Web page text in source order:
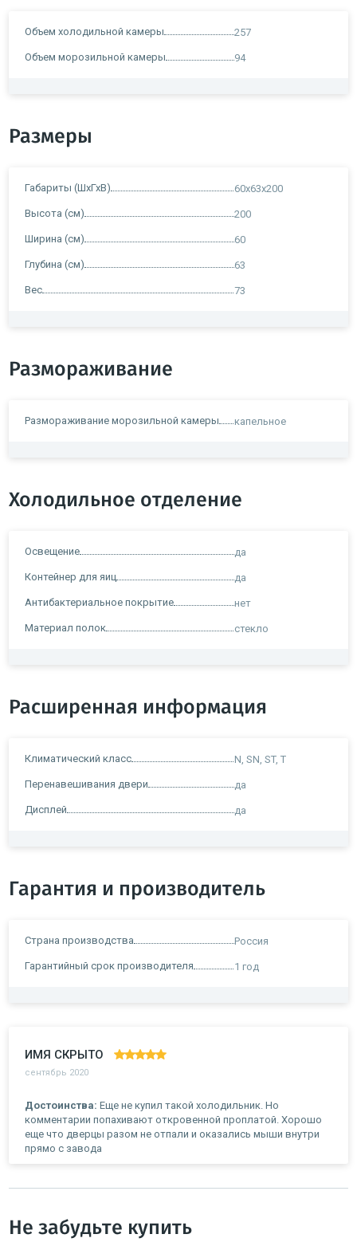
Объем холодильной камеры 257
Объем морозильной камеры 94
Размеры
Габариты (ШхГхВ) 60x63x200
Высота (см) 200
Ширина (см) 60
Глубина (см) 63
Вес 73
Размораживание
Размораживание морозильной камеры капельное
Холодильное отделение
Освещение да
Контейнер для яиц да
Антибактериальное покрытие нет
Материал полок стекло
Расширенная информация
Климатический класс N, SN, ST, T
Перенавешивания двери да
Дисплей да
Гарантия и производитель
Страна производства Россия
Гарантийный срок производителя 1 год
ИМЯ СКРЫТО
сентябрь 2020
Достоинства: Еще не купил такой холодильник. Но
комментарии попахивают откровенной проплатой. Хорошо
еще что дверцы разом не отпали и оказались мыши внутри
прямо с завода
Не забудьте купить